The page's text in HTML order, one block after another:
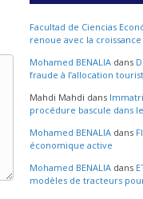
Facultad de Ciencias
renoue avec la
Mohamed BENALIA dans
fraude à l’allocation
Mahdi Mahdi dans
procédure bascule dans
Mohamed BENALIA dans
économique active
Mohamed BENALIA dans
modèles de tracteurs